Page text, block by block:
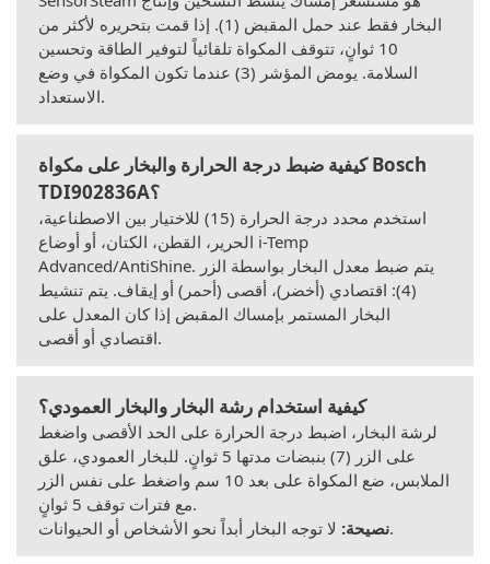
البخار فقط عند حمل المقبض (1). إذا قمت بتحريره لأكثر من
10 ثوانٍ، تتوقف المكواة تلقائياً لتوفير الطاقة وتحسين
السلامة. يومض المؤشر (3) عندما تكون المكواة في وضع
الاستعداد.
كيفية ضبط درجة الحرارة والبخار على مكواة Bosch
TDI902836A؟
استخدم محدد درجة الحرارة (15) للاختيار بين الاصطناعية،
الحرير، القطن، الكتان، أو أوضاع i-Temp
Advanced/AntiShine. يتم ضبط معدل البخار بواسطة الزر
(4): اقتصادي (أخضر)، أقصى (أحمر) أو إيقاف. يتم تنشيط
البخار المستمر بإمساك المقبض إذا كان المعدل على
اقتصادي أو أقصى.
كيفية استخدام رشة البخار والبخار العمودي؟
لرشة البخار، اضبط درجة الحرارة على الحد الأقصى واضغط
على الزر (7) بنبضات مدتها 5 ثوانٍ. للبخار العمودي، علق
الملابس، ضع المكواة على بعد 10 سم واضغط على نفس الزر
مع فترات توقف 5 ثوانٍ.
نصيحة:لا توجه البخار أبداً نحو الأشخاص أو الحيوانات.